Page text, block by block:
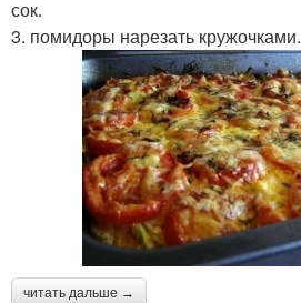
сок.
3. помидоры нарезать кружочками.
читать дальше →